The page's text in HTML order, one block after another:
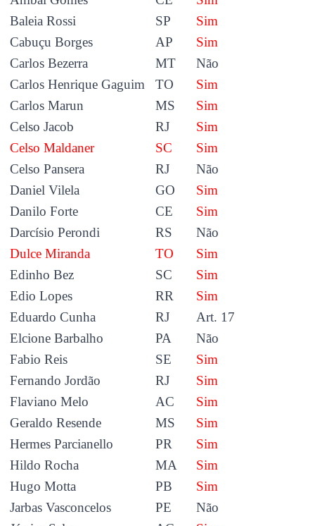
Baleia Rossi
SP
Sim
Cabuçu Borges
AP
Sim
Carlos Bezerra
MT
Não
Carlos Henrique Gaguim
TO
Sim
Carlos Marun
MS
Sim
Celso Jacob
RJ
Sim
Celso Maldaner
SC
Sim
Celso Pansera
RJ
Não
Daniel Vilela
GO
Sim
Danilo Forte
CE
Sim
Darcísio Perondi
RS
Não
Dulce Miranda
TO
Sim
Edinho Bez
SC
Sim
Edio Lopes
RR
Sim
Eduardo Cunha
RJ
Art. 17
Elcione Barbalho
PA
Não
Fabio Reis
SE
Sim
Fernando Jordão
RJ
Sim
Flaviano Melo
AC
Sim
Geraldo Resende
MS
Sim
Hermes Parcianello
PR
Sim
Hildo Rocha
MA
Sim
Hugo Motta
PB
Sim
Jarbas Vasconcelos
PE
Não